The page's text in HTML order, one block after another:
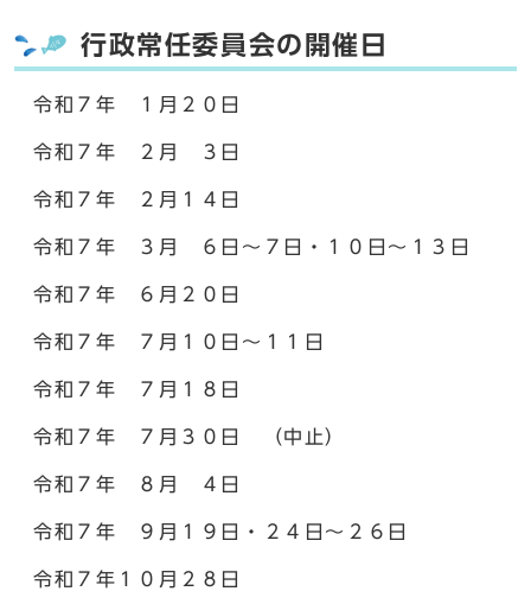
行政常任委員会の開催日
令和７年 １月２０日
令和７年 ２月 ３日
令和７年 ２月１４日
令和７年 ３月 ６日～７日・１０日～１３日
令和７年 ６月２０日
令和７年 ７月１０日～１１日
令和７年 ７月１８日
令和７年 ７月３０日 （中止）
令和７年 ８月 ４日
令和７年 ９月１９日・２４日～２６日
令和７年１０月２８日